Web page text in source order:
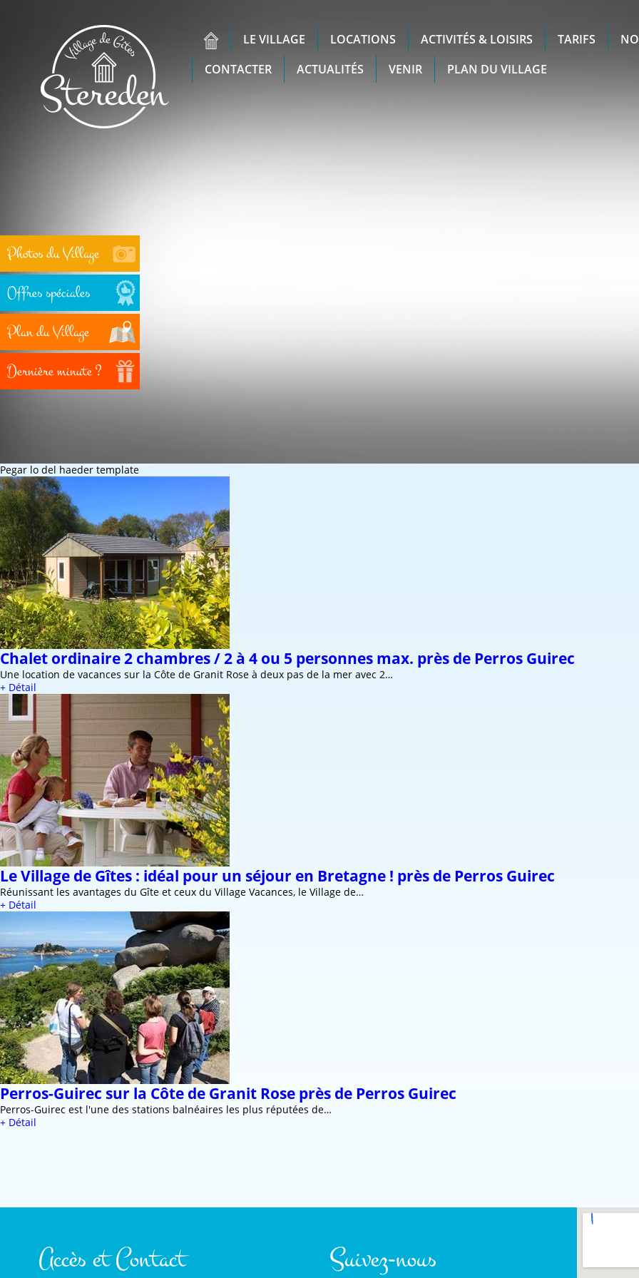
LE VILLAGE LOCATIONS ACTIVITÉS & LOISIRS TARIFS
CONTACTER
ACTUALITÉS VENIR PLAN DU VILLAGE
Photos du Village
Offres spéciales
Plan du Village
Dernière minute ?
Pegar lo del haeder template
Chalet ordinaire 2 chambres / 2 à 4 ou 5 personnes max. près de Perros Guirec
Une location de vacances sur la Côte de Granit Rose à deux pas de la mer avec 2…
+ Détail
Le Village de Gîtes : idéal pour un séjour en Bretagne ! près de Perros Guirec
Réunissant les avantages du Gîte et ceux du Village Vacances, le Village de…
+ Détail
Perros-Guirec sur la Côte de Granit Rose près de Perros Guirec
Perros-Guirec est l'une des stations balnéaires les plus réputées de…
+ Détail
Accès et Contact Suivez-nous